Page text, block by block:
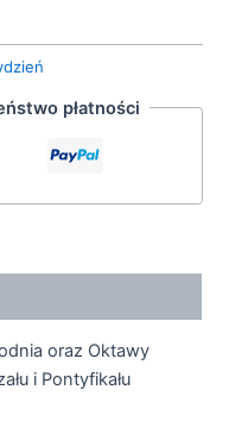
płatności
oraz Oktawy
i Pontyfikału